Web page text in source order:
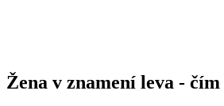
Žena v znamení leva -